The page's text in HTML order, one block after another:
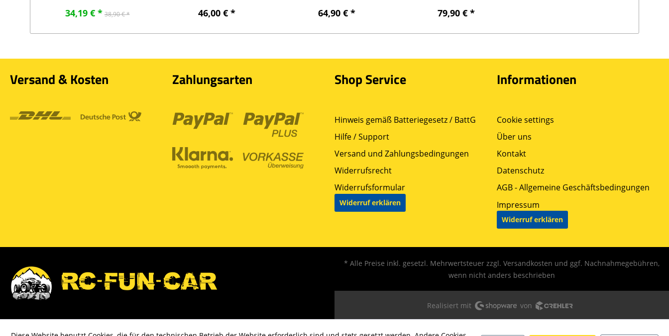
34,19 € * 38,90 € * 46,00 € * 64,90 € * 79,90 € *
Versand & Kosten Zahlungsarten Shop Service
Hinweis gemäß Batteriegesetz / BattG
Hilfe / Support
Versand und Zahlungsbedingungen
Widerrufsrecht
Widerrufsformular
Widerruf erklären
Informationen
Cookie settings
Über uns
Kontakt
Datenschutz
AGB - Allgemeine Geschäftsbedingungen
Impressum
Widerruf erklären
* Alle Preise inkl. gesetzl. Mehrwertsteuer zzgl. Versandkosten und ggf. Nachnahmegebühren,
wenn nicht anders beschrieben
Realisiert mit von